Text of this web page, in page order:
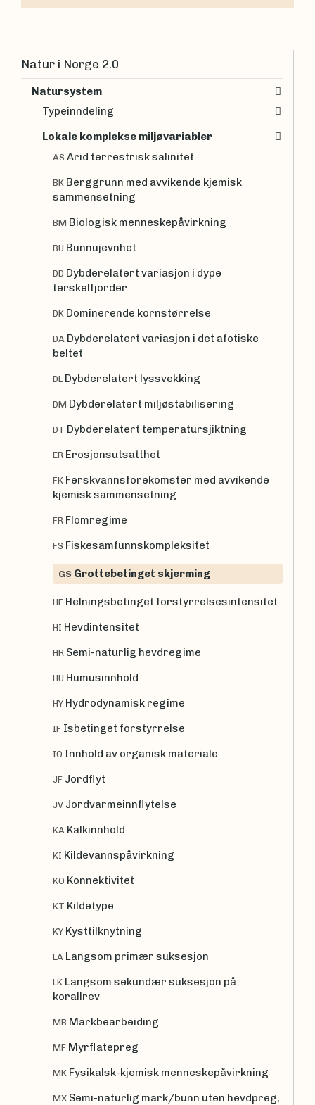
Natur i Norge 2.0
Natursystem
Typeinndeling
Lokale komplekse miljøvariabler
AS Arid terrestrisk salinitet
BK Berggrunn med avvikende kjemisk
sammensetning
BM Biologisk menneskepåvirkning
BU Bunnujevnhet
DD Dybderelatert variasjon i dype
terskelfjorder
DK Dominerende kornstørrelse
DA Dybderelatert variasjon i det afotiske
beltet
DL Dybderelatert lyssvekking
DM Dybderelatert miljøstabilisering
DT Dybderelatert temperatursjiktning
ER Erosjonsutsatthet
FK Ferskvannsforekomster med avvikende
kjemisk sammensetning
FR Flomregime
FS Fiskesamfunnskompleksitet
GS Grottebetinget skjerming
HF Helningsbetinget forstyrrelsesintensitet
HI Hevdintensitet
HR Semi-naturlig hevdregime
HU Humusinnhold
HY Hydrodynamisk regime
IF Isbetinget forstyrrelse
IO Innhold av organisk materiale
JF Jordflyt
JV Jordvarmeinnflytelse
KA Kalkinnhold
KI Kildevannspåvirkning
KO Konnektivitet
KT Kildetype
KY Kysttilknytning
LA Langsom primær suksesjon
LK Langsom sekundær suksesjon på
korallrev
MB Markbearbeiding
MF Myrflatepreg
MK Fysikalsk-kjemisk menneskepåvirkning
MX Semi-naturlig mark/bunn uten hevdpreg,